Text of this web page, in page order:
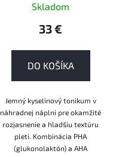
Skladom
33 €
DO KOŠÍKA
Jemný kyselinový tonikum v
náhradnej náplni pre okamžité
rozjasnenie a hladšiu textúru
pleti. Kombinácia PHA
(glukonolaktón) a AHA